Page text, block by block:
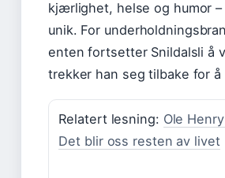
kjærlighet, helse og humor
unik. For
enten fortsetter Snildalsli å
trekker han seg tilbake for
Relatert lesning: Ole
Det blir oss resten av livet